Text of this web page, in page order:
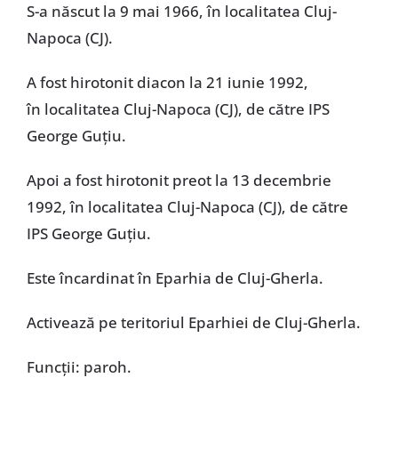
S-a născut la 9 mai 1966, în localitatea Cluj-
Napoca (CJ).
A fost hirotonit diacon la 21 iunie 1992,
în localitatea Cluj-Napoca (CJ), de către IPS
George Guțiu.
Apoi a fost hirotonit preot la 13 decembrie
1992, în localitatea Cluj-Napoca (CJ), de către
IPS George Guțiu.
Este încardinat în Eparhia de Cluj-Gherla.
Activează pe teritoriul Eparhiei de Cluj-Gherla.
Funcţii: paroh.